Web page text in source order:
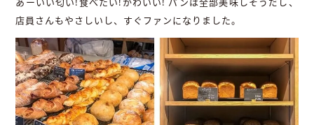
店員さんもやさしいし、すぐファンになりました。